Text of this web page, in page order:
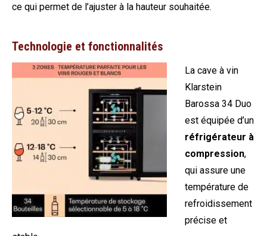
ce qui permet de l’ajuster à la hauteur souhaitée.
Technologie et fonctionnalités
La cave à vin
Klarstein
Barossa 34 Duo
est équipée d’un
réfrigérateur à
compression,
qui assure une
température de
refroidissement
précise et